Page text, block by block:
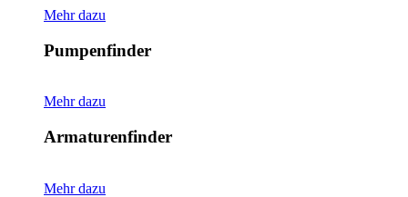
Mehr dazu
Pumpenfinder
Mehr dazu
Armaturenfinder
Mehr dazu